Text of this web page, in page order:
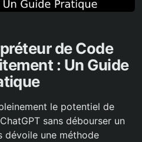
de Code
: Un Guide
le potentiel de
sans débourser un
dévoile une méthode